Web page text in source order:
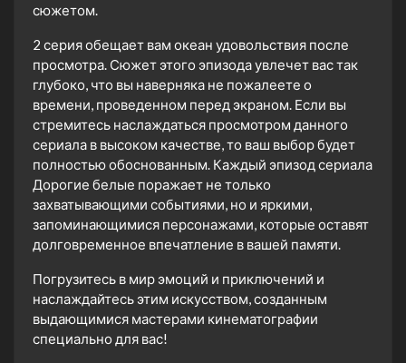
сюжетом.
2 серия обещает вам океан удовольствия после
просмотра. Сюжет этого эпизода увлечет вас так
глубоко, что вы наверняка не пожалеете о
времени, проведенном перед экраном. Если вы
стремитесь наслаждаться просмотром данного
сериала в высоком качестве, то ваш выбор будет
полностью обоснованным. Каждый эпизод сериала
Дорогие белые поражает не только
захватывающими событиями, но и яркими,
запоминающимися персонажами, которые оставят
долговременное впечатление в вашей памяти.
Погрузитесь в мир эмоций и приключений и
наслаждайтесь этим искусством, созданным
выдающимися мастерами кинематографии
специально для вас!